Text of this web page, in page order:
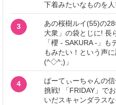
下着みたいなものを人
3
あの桜樹ルイ(55)の
大衆」の袋とじに! 長
「櫻 - SAKURA -」
もみたい！という声
(^◇^;)」
4
ぱーてぃーちゃんの
挑戦! 「FRIDAY」で
いだスキャンダラス